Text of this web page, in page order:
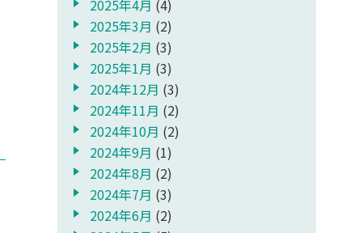
2025年4月 (4)
2025年3月 (2)
2025年2月 (3)
2025年1月 (3)
2024年12月 (3)
2024年11月 (2)
2024年10月 (2)
2024年9月 (1)
2024年8月 (2)
2024年7月 (3)
2024年6月 (2)